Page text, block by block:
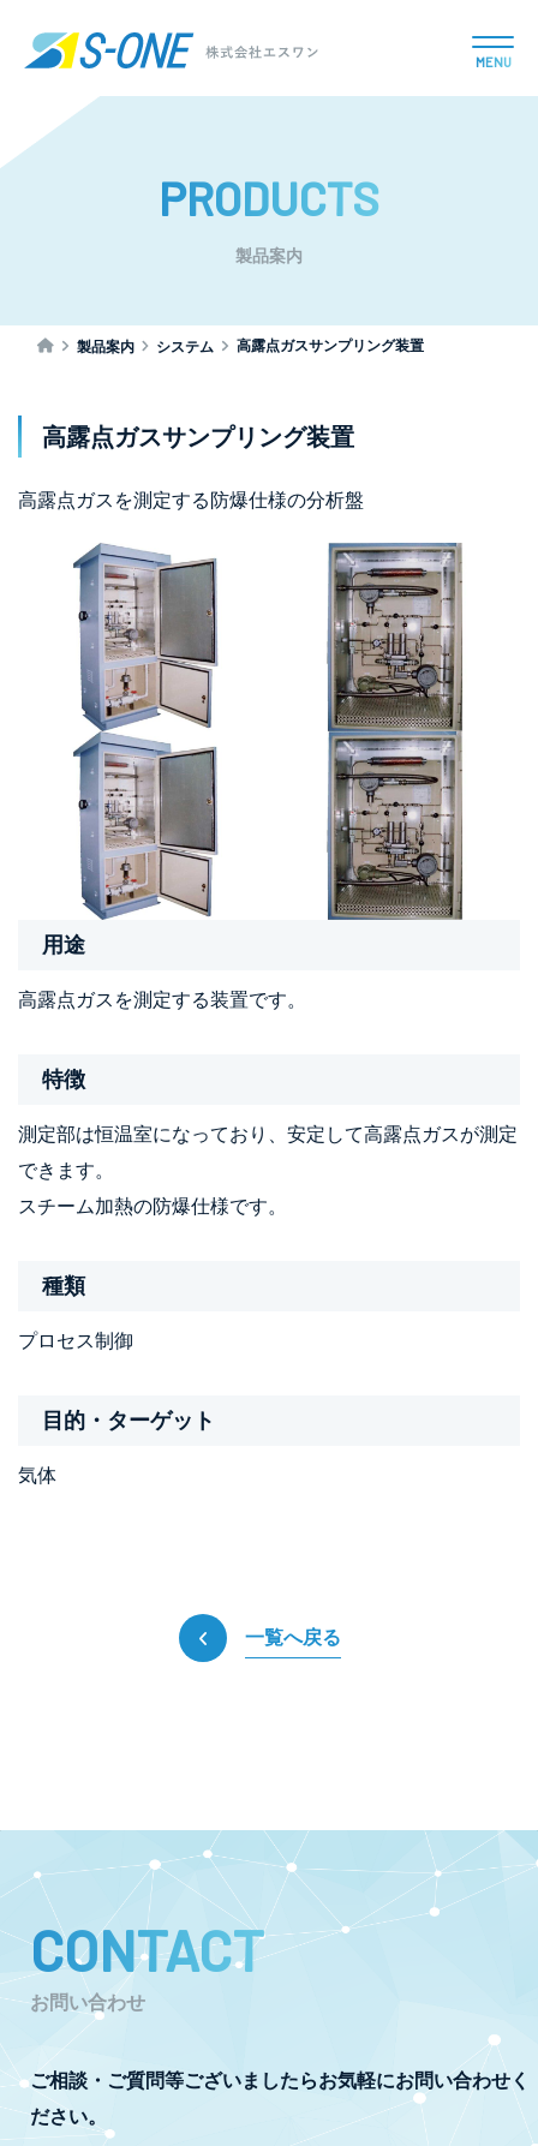
MENU
PRODUCTS
製品案内
製品案内 システム 高露点ガスサンプリング装置
高露点ガスサンプリング装置
高露点ガスを測定する防爆仕様の分析盤
用途
高露点ガスを測定する装置です。
特徴
測定部は恒温室になっており、安定して高露点ガスが測定
できます。
スチーム加熱の防爆仕様です。
種類
プロセス制御
目的・ターゲット
気体
一覧へ戻る
CONTACT
お問い合わせ
ご相談・ご質問等ございましたらお気軽にお問い合わせく
ださい。